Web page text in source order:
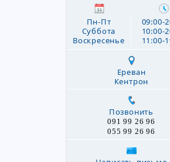
Пн-Пт
Суббота
Воскресенье
09:00-
10:00-
11:00-
Ереван
Кентрон
Позвонить
091 99 26 96
055 99 26 96